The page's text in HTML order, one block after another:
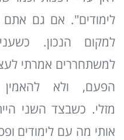
לימודים". אם גם אתם
למקום הנכון.
למשתחררים אמרתי
הפעם, ולא להאמין
מזלי. כשבצד השני
אותי מה עם לימודים